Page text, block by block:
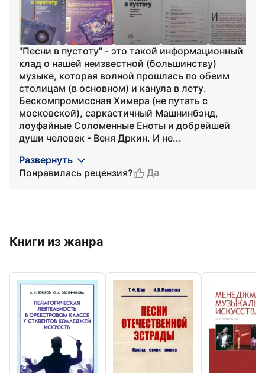
"Песни в пустоту" - это такой информационный
клад о нашей неизвестной (большинству)
музыке, которая волной прошлась по обеим
столицам (в основном) и канула в лету.
Бескомпромиссная Химера (не путать с
московской), саркастичный Машнинбэнд,
лоуфайные Соломенные Еноты и добрейшей
души человек - Веня Дркин. И не...
Развернуть
Понравилась рецензия?
Да
Книги из жанра